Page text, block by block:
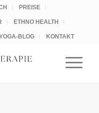
PREISE
ETHNO HEALTH
BLOG KONTAKT